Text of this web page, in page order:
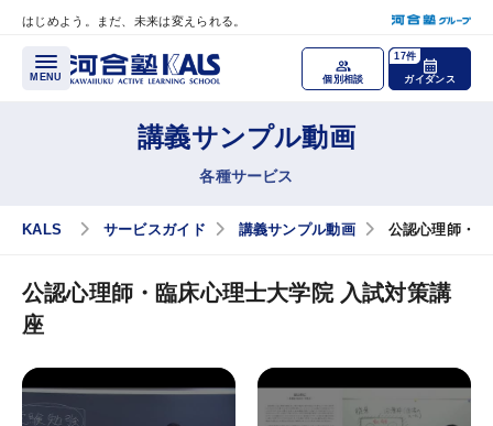
はじめよう。まだ、未来は変えられる。
メインコンテンツへスキップ
MENU 個別相談 ガイダンス
17件
医学部学士編入 対策講座
税理士「税法」科目免除大学院 入試対策講座
文系大学院 入試対策講座
講義サンプル動画
各種サービス
KALS サービスガイド 講義サンプル動画 公認心理師・
公認心理師・臨床心理士大学院 入試対策講
座